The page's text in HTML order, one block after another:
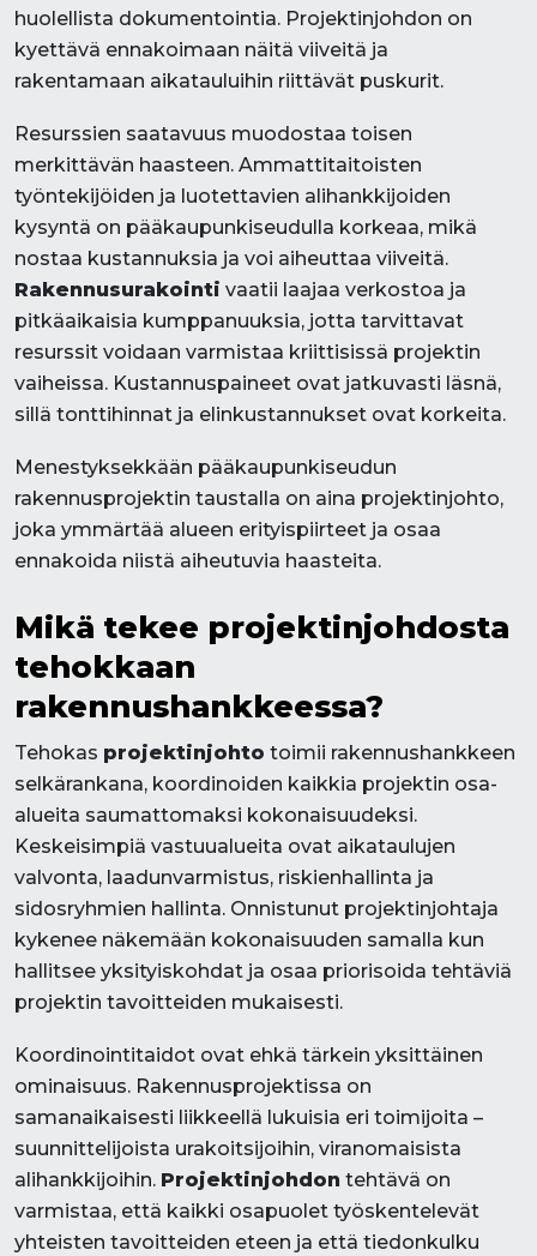
huolellista dokumentointia. Projektinjohdon on
kyettävä ennakoimaan näitä viiveitä ja
rakentamaan aikatauluihin riittävät puskurit.
Resurssien saatavuus muodostaa toisen
merkittävän haasteen. Ammattitaitoisten
työntekijöiden ja luotettavien alihankkijoiden
kysyntä on pääkaupunkiseudulla korkeaa, mikä
nostaa kustannuksia ja voi aiheuttaa viiveitä.
Rakennusurakointi vaatii laajaa verkostoa ja
pitkäaikaisia kumppanuuksia, jotta tarvittavat
resurssit voidaan varmistaa kriittisissä projektin
vaiheissa. Kustannuspaineet ovat jatkuvasti läsnä,
sillä tonttihinnat ja elinkustannukset ovat korkeita.
Menestyksekkään pääkaupunkiseudun
rakennusprojektin taustalla on aina projektinjohto,
joka ymmärtää alueen erityispiirteet ja osaa
ennakoida niistä aiheutuvia haasteita.
Mikä tekee projektinjohdosta
tehokkaan
rakennushankkeessa?
Tehokas projektinjohto toimii rakennushankkeen
selkärankana, koordinoiden kaikkia projektin osa-
alueita saumattomaksi kokonaisuudeksi.
Keskeisimpiä vastuualueita ovat aikataulujen
valvonta, laadunvarmistus, riskienhallinta ja
sidosryhmien hallinta. Onnistunut projektinjohtaja
kykenee näkemään kokonaisuuden samalla kun
hallitsee yksityiskohdat ja osaa priorisoida tehtäviä
projektin tavoitteiden mukaisesti.
Koordinointitaidot ovat ehkä tärkein yksittäinen
ominaisuus. Rakennusprojektissa on
samanaikaisesti liikkeellä lukuisia eri toimijoita –
suunnittelijoista urakoitsijoihin, viranomaisista
alihankkijoihin. Projektinjohdon tehtävä on
varmistaa, että kaikki osapuolet työskentelevät
yhteisten tavoitteiden eteen ja että tiedonkulku